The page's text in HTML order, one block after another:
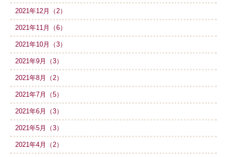
2021年12月（2）
2021年11月（6）
2021年10月（3）
2021年9月（3）
2021年8月（2）
2021年7月（5）
2021年6月（3）
2021年5月（3）
2021年4月（2）